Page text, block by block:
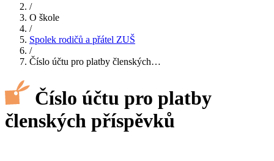
/
O škole
/
Spolek rodičů a přátel ZUŠ
/
Číslo účtu pro platby členských…
Číslo účtu pro platby
členských příspěvků